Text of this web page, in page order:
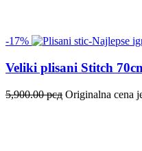
-17%
Veliki plisani Stitch
5,900.00рсд Originalna cena